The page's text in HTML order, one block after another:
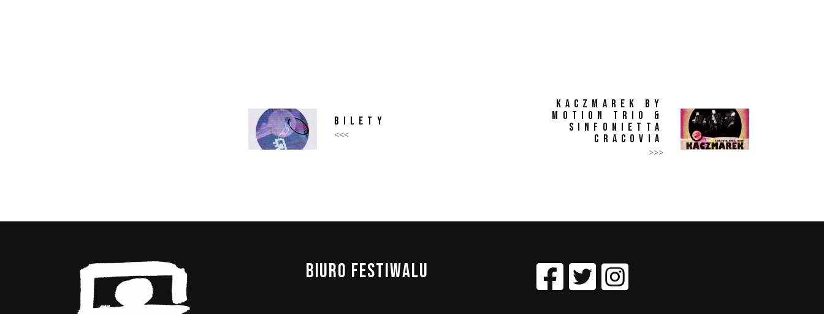
BILETY
<<<
KACZMAREK BY
MOTION TRIO &
SINFONIETTA
CRACOVIA
>>>
BIURO FESTIWALU